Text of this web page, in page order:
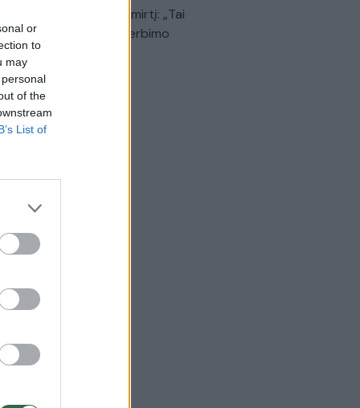
or
to
may
of the
List of
akimirką prieš mirtį: „Tai
simbolinis mūsų pagerbimo
| Lietuvos diena